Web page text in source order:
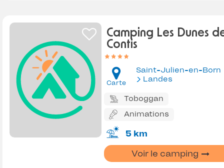
Camping Les Dunes
Contis
Carte
Saint-Julien-en-Born
Landes
Toboggan
Animations
5 km
Voir le camping